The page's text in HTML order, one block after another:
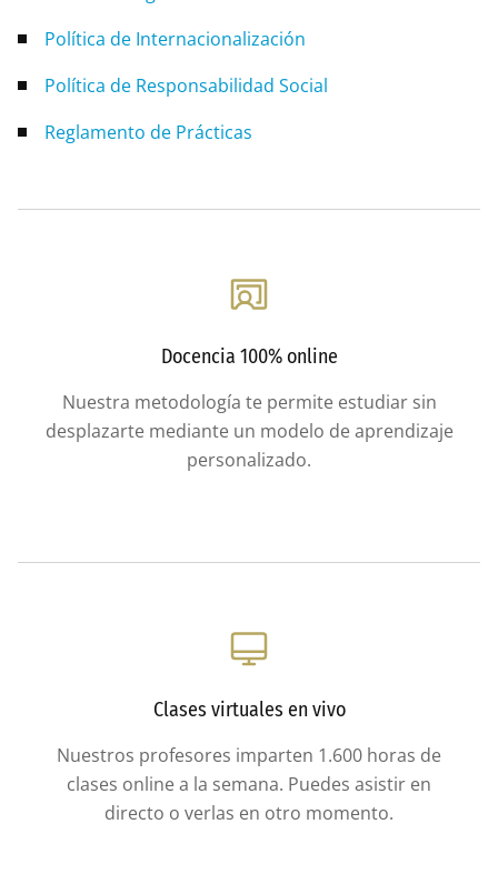
Política de Internacionalización
Política de Responsabilidad Social
Reglamento de Prácticas
Docencia 100% online
Nuestra metodología te permite estudiar sin
desplazarte mediante un modelo de aprendizaje
personalizado.
Clases virtuales en vivo
Nuestros profesores imparten 1.600 horas de
clases online a la semana. Puedes asistir en
directo o verlas en otro momento.